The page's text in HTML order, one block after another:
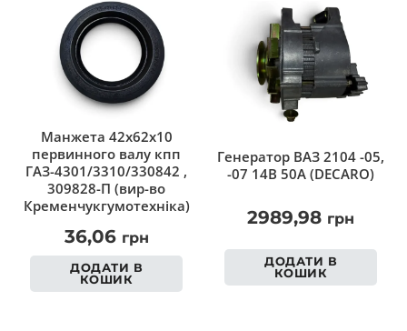
Манжета 42х62х10
первинного валу кпп
ГАЗ-4301/3310/330842 ,
309828-П (вир-во
Кременчукгумотехніка)
36,06 грн
ДОДАТИ В
КОШИК
Генератор ВАЗ 2104 -05,
-07 14В 50А (DECARO)
2989,98 грн
ДОДАТИ В
КОШИК